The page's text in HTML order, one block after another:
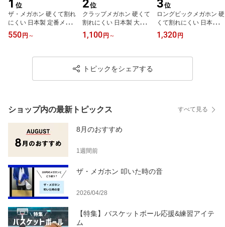
1 位
ザ・メガホン 硬くて割れ
にくい 日本製 定番メガ
ホン 32.5cm 11色 甲子園
メガホン 応援グッズ 名
フォン 応援メガホン 体
ッカー 選挙 大量 大口 大
550 円 ～
2位
クラップメガホン 硬くて
割れにくい 日本製 大人
気メガホン 28.5cm 11色
大きな音を奏でる 応援グ
応援メガホン 甲子園 高
校野球 バレーボール Vメ
ガホン 応援 インターハ
イ 高校サッカー 体育祭
1,100 円 ～
3位
ロングビックメガホン 硬
くて割れにくい 日本製 5
1cm 4色 応援用メガフォ
ン 応援メガホン 応援グ
ズ 大きい 甲子園 野球 バ
選挙 応援 スポーツ 大会
1,320 円
トピックをシェアする
ショップ内の最新トピックス すべて見る
8月のおすすめ
1週間前
ザ・メガホン 叩いた時の音
2026/04/28
【特集】バスケットボール応援&練習アイテ
ム